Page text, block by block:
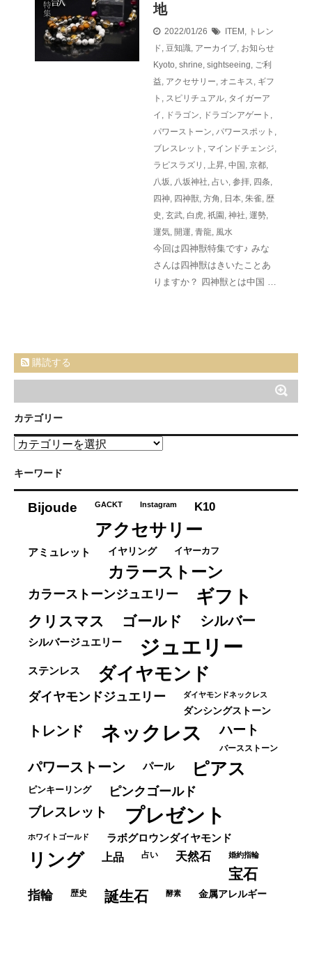
地
2022/01/26 ITEM, トレン
ド, 豆知識, アーカイブ, お知らせ
Kyoto, shrine, sightseeing, ご利
益, アクセサリー, オニキス, ギフ
ト , スピリチュアル, タイガーア
イ , ドラゴン, ドラゴンアゲート ,
パワーストーン, パワースポット ,
ブレスレット , マインドチェンジ,
ラピスラズリ , 上昇, 中国, 京都,
八坂, 八坂神社, 占い, 参拝, 四条,
四神, 四神獣, 方角 , 日本, 朱雀, 歴
史 , 玄武, 白虎, 祇園, 神社, 運勢,
運気, 開運, 青龍, 風水
今回は四神獣特集です♪ みな
さんは四神獣はきいたことあ
りますか？ 四神獣とは中国 …
購読する
カテゴリー
カ
ゴ
キーワード
Bijoude GACKT Instagram K10
アクセサリー
アミュレット イヤリング イヤーカフ
カラーストーン
カラーストーンジュエリー ギフト
クリスマス ゴールド シルバー
シルバージュエリー ジュエリー
ステンレス ダイヤモンド
ダイヤモンドジュエリー ダイヤモンドネックレス
ダンシングストーン
トレンド ネックレス ハート
バースストーン
パワーストーン パール ピアス
ピンキーリング ピンクゴールド
ブレスレット プレゼント
ホワイトゴールド ラボグロウンダイヤモンド
リング 上品 占い 天然石 婚約指輪
宝石
指輪 歴史 誕生石 酵素 金属アレルギー